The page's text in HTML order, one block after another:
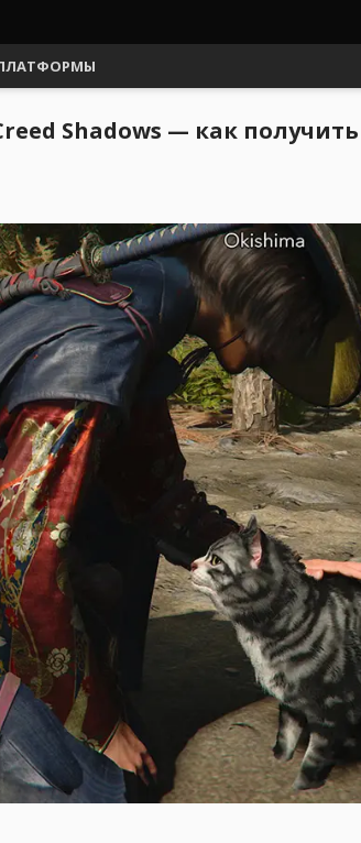
Shadows — как